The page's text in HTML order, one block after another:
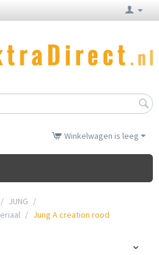
Winkelwagen is leeg
/ JUNG /
/ Jung A creation rood